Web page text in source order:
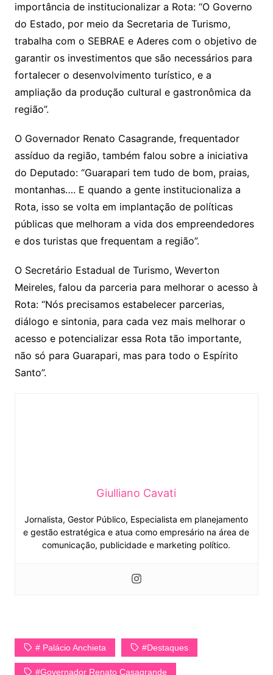
importância de institucionalizar a Rota: “O Governo
do Estado, por meio da Secretaria de Turismo,
trabalha com o SEBRAE e Aderes com o objetivo de
garantir os investimentos que são necessários para
fortalecer o desenvolvimento turístico, e a
ampliação da produção cultural e gastronômica da
região”.
O Governador Renato Casagrande, frequentador
assíduo da região, também falou sobre a iniciativa
do Deputado: “Guarapari tem tudo de bom, praias,
montanhas…. E quando a gente institucionaliza a
Rota, isso se volta em implantação de políticas
públicas que melhoram a vida dos empreendedores
e dos turistas que frequentam a região”.
O Secretário Estadual de Turismo, Weverton
Meireles, falou da parceria para melhorar o acesso à
Rota: “Nós precisamos estabelecer parcerias,
diálogo e sintonia, para cada vez mais melhorar o
acesso e potencializar essa Rota tão importante,
não só para Guarapari, mas para todo o Espírito
Santo”.
Giulliano Cavati
Jornalista, Gestor Público, Especialista em planejamento
e gestão estratégica e atua como empresário na área de
comunicação, publicidade e marketing político.
# Palácio Anchieta #Destaques
#Governador Renato Casagrande